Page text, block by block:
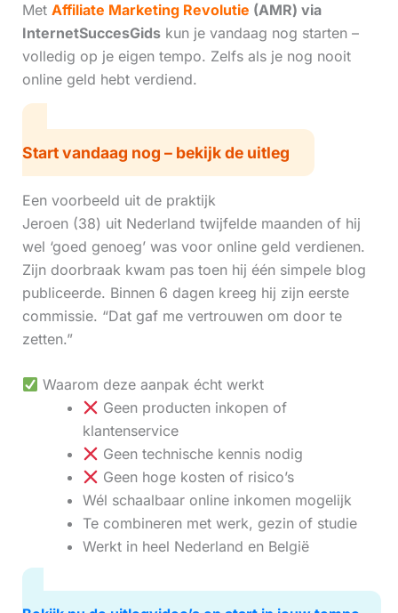
Met Affiliate Marketing Revolutie (AMR) via
InternetSuccesGidskun je vandaag nog starten –
volledig op je eigen tempo. Zelfs als je nog nooit
online geld hebt verdiend.
Start vandaag nog – bekijk de uitleg
Een voorbeeld uit de praktijk
Jeroen (38) uit Nederland twijfelde maanden of hij
wel ‘goed genoeg’ was voor online geld verdienen.
Zijn doorbraak kwam pas toen hij één simpele blog
publiceerde. Binnen 6 dagen kreeg hij zijn eerste
commissie. “Dat gaf me vertrouwen om door te
zetten.”
Waarom deze aanpak écht werkt
Geen producten inkopen of
klantenservice
Geen technische kennis nodig
Geen hoge kosten of risico’s
Wél schaalbaar online inkomen mogelijk
Te combineren met werk, gezin of studie
Werkt in heel Nederland en België